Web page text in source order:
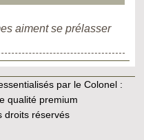
aiment se prélasser
par le Colonel :
qualité premium
droits réservés